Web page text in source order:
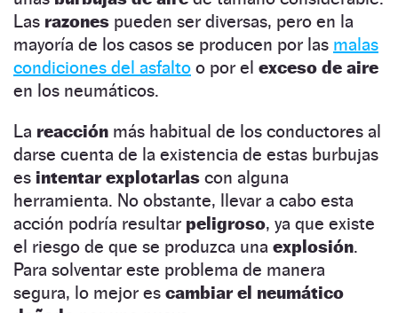
Las razones pueden ser diversas, pero en la
mayoría de los casos se producen por las malas
condiciones del asfalto o por el exceso de aire
en los neumáticos.
La reacción más habitual de los conductores al
darse cuenta de la existencia de estas burbujas
es intentar explotarlas con alguna
herramienta. No obstante, llevar a cabo esta
acción podría resultar peligroso, ya que existe
el riesgo de que se produzca una explosión.
Para solventar este problema de manera
segura, lo mejor es cambiar el neumático